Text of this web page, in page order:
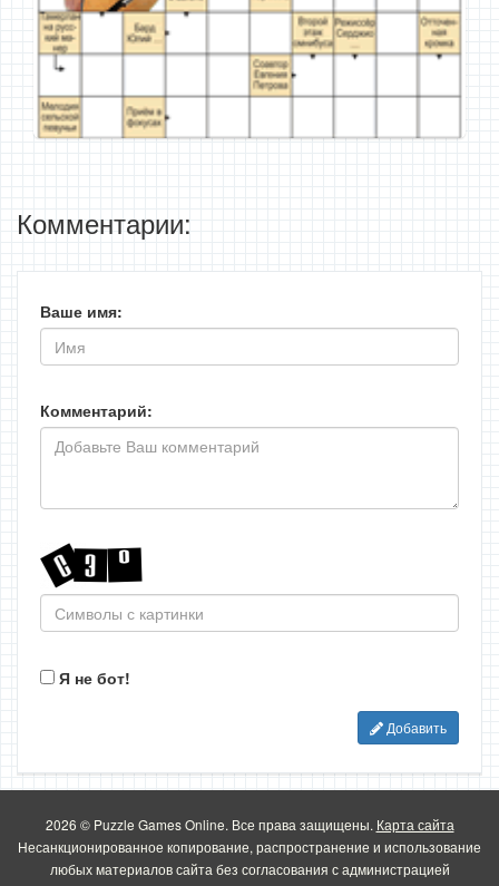
Комментарии:
Ваше имя:
Комментарий:
Я не бот!
Добавить
2026 © Puzzle Games Online. Все права защищены. Карта сайта
Несанкционированное копирование, распространение и использование
любых материалов сайта без согласования с администрацией